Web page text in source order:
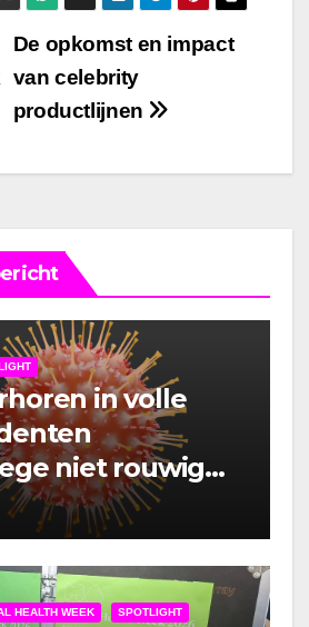
De opkomst en impact
van celebrity
productlijnen
in volle
niet rouwig
HEALTH WEEK SPOTLIGHT